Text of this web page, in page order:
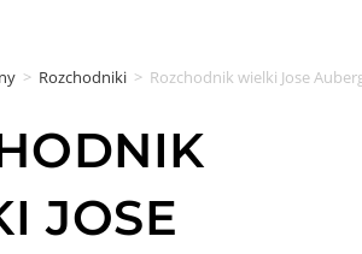
> Rozchodniki > Rozchodnik wielki Jose
JOSE